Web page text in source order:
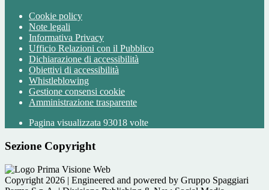
Cookie policy
Note legali
Informativa Privacy
Ufficio Relazioni con il Pubblico
Dichiarazione di accessibilità
Obiettivi di accessibilità
Whistleblowing
Gestione consensi cookie
Amministrazione trasparente
Pagina visualizzata 93018 volte
Sezione Copyright
Copyright 2026 | Engineered and powered by Gruppo Spaggiari